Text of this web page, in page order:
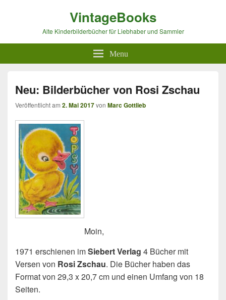
VintageBooks
Alte Kinderbilderbücher für Liebhaber und Sammler
Menu
Neu: Bilderbücher von Rosi Zschau
Veröffentlicht am 2. Mai 2017von Marc Gottlieb
Moin,
1971 erschienen imSiebert Verlag 4 Bücher mit
Versen von Rosi Zschau. Die Bücher haben das
Format von 29,3 x 20,7 cm und einen Umfang von 18
Seiten.